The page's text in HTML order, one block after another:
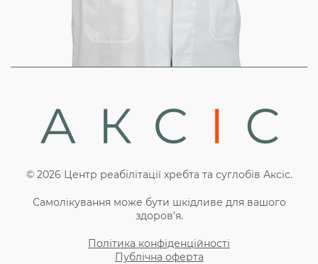
© 2026 Центр реабілітації хребта та суглобів Аксіс.
Самолікування може бути шкідливе для вашого
здоров’я.
Політика конфіденційності
Публічна оферта